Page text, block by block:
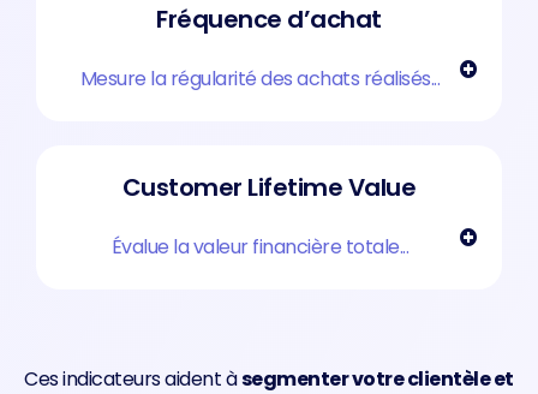
Fréquence d’achat
Mesure la régularité des achats réalisés...
Customer Lifetime Value
Évalue la valeur financière totale...
Ces indicateurs aident àsegmenter votre clientèle et